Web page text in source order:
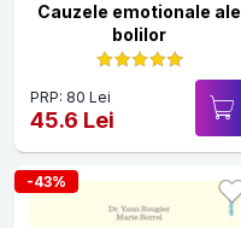
Cauzele emotionale ale
bolilor
PRP: 80 Lei
45.6 Lei
-43%